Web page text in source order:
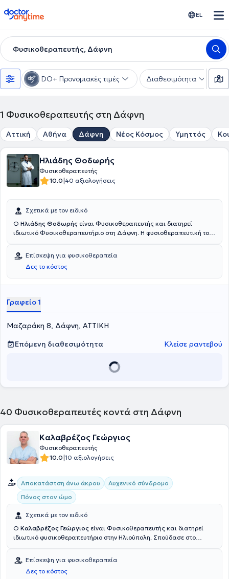
doctoranytime EL
Φυσικοθεραπευτής, Δάφνη
DO+ Προνομιακές τιμές Διαθεσιμότητα
1 Φυσικοθεραπευτής στη Δάφνη
Αττική Αθήνα Δάφνη Νέος Κόσμος Υμηττός
Ηλιάδης Θοδωρής
Φυσικοθεραπευτής
10.0|40 αξιολογήσεις
Σχετικά με τον ειδικό
Ο Ηλιάδης Θοδωρής είναι Φυσικοθεραπευτής και διατηρεί
ιδιωτικό Φυσικοθεραπευτήριο στη Δάφνη. Η φυσιοθεραπευτική του
εμπειρία στο χώρο της υγείας. Κύριο μέλημά του είναι η άμεση
αποκατάσταση και η ευεξία του ασθενούς.
Επίσκεψη για φυσικοθεραπεία
Δες το κόστος
Γραφείο 1
Μαζαράκη 8, Δάφνη, ΑΤΤΙΚΗ
Επόμενη διαθεσιμότητα
Κλείσε ραντεβού
40 Φυσικοθεραπευτές κοντά στη Δάφνη
Καλαβρέζος Γεώργιος
Φυσικοθεραπευτής
10.0|10 αξιολογήσεις
Αποκατάστση άνω άκρου
Αυχενικό σύνδρομο
Πόνος στον ώμο
Σχετικά με τον ειδικό
Ο Καλαβρέζος Γεώργιος είναι Φυσικοθεραπευτής και διατηρεί
ιδιωτικό φυσικοθεραπευτήριο στην Ηλιούπολη. Σπούδασε στο
Εκπαιδευτικού Ιδρύματος Πατρών και εκπαιδεύτηκε στο Γενικό
Νοσοκομείο "Ασκληπιείο" Βούλας και στο 401 Γενικό Στρατιωτικό
Νοσοκομείο Αθηνών. Ο χώρος του κ. Καλαβρέζου είναι άρτια και
Επίσκεψη για φυσικοθεραπεία
Δες το κόστος